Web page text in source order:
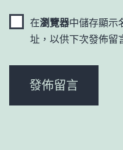
在瀏覽器中儲存顯示
址，以供下次發佈留